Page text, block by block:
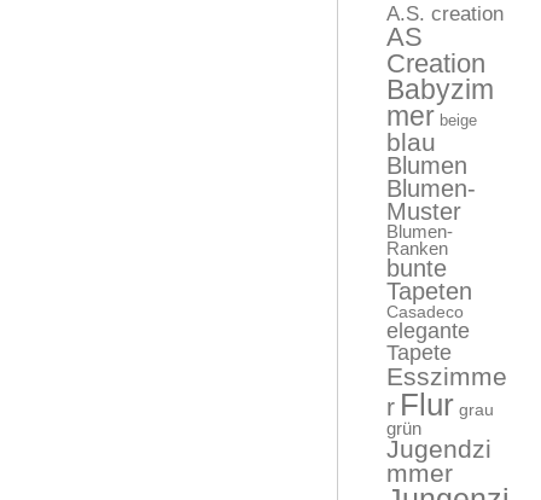
A.S. creation
AS
Creation
Babyzim
mer beige
blau
Blumen
Blumen-
Muster
Blumen-
Ranken
bunte
Tapeten
Casadeco
elegante
Tapete
Esszimme
r Flur grau
grün
Jugendzi
mmer